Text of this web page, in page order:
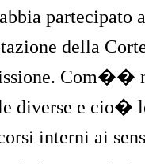
partecipato
della
Com��
diverse e cio�
interni ai